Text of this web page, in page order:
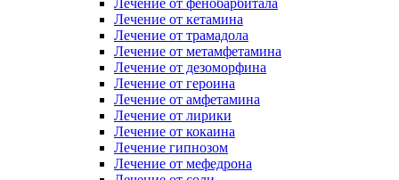
Лечение от фенобарбитала
Лечение от кетамина
Лечение от трамадола
Лечение от метамфетамина
Лечение от дезоморфина
Лечение от героина
Лечение от амфетамина
Лечение от лирики
Лечение от кокаина
Лечение гипнозом
Лечение от мефедрона